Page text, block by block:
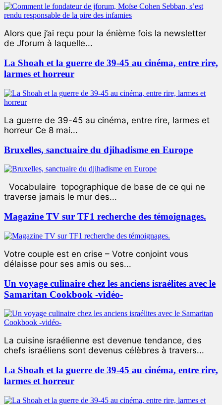
Alors que j’ai reçu pour la énième fois la newsletter
de Jforum à laquelle...
La Shoah et la guerre de 39-45 au cinéma, entre rire,
larmes et horreur
La guerre de 39-45 au cinéma, entre rire, larmes et
horreur Ce 8 mai...
Bruxelles, sanctuaire du djihadisme en Europe
Vocabulaire topographique de base de ce qui ne
traverse jamais le mur des...
Magazine TV sur TF1 recherche des témoignages.
Votre couple est en crise – Votre conjoint vous
délaisse pour ses amis ou ses...
Un voyage culinaire chez les anciens israélites avec le
Samaritan Cookbook -vidéo-
La cuisine israélienne est devenue tendance, des
chefs israéliens sont devenus célèbres à travers...
La Shoah et la guerre de 39-45 au cinéma, entre rire,
larmes et horreur